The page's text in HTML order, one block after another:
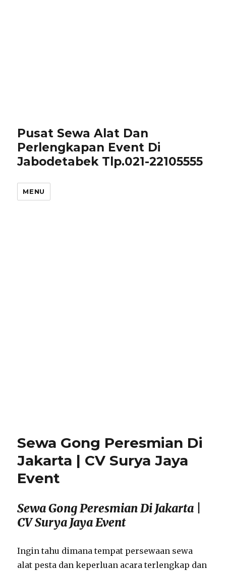
Pusat Sewa Alat Dan
Perlengkapan Event Di
Jabodetabek Tlp.021-22105555
MENU
Sewa Gong Peresmian Di
Jakarta | CV Surya Jaya
Event
Sewa Gong Peresmian Di Jakarta |
CV Surya Jaya Event
Ingin tahu dimana tempat persewaan sewa
alat pesta dan keperluan acara terlengkap dan